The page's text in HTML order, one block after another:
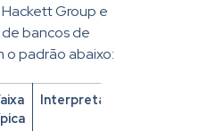
Group e
bancos de
o padrão abaixo:
Interpretação